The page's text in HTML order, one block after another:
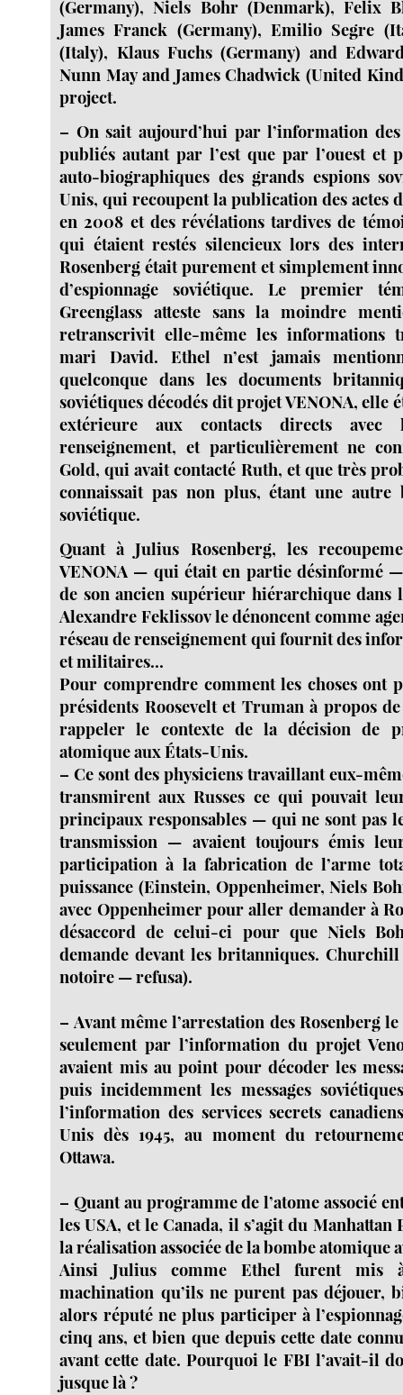
(Germany), Niels Bohr (Denmark), Felix
James Franck (Germany), Emilio Segre
(Italy), Klaus Fuchs (Germany) and
Nunn May and James Chadwick (United
project.
– On sait aujourd’hui par l’information
publiés autant par l’est que par l’ouest et
auto-biographiques des grands espions
Unis, qui recoupent la publication des actes
en 2008 et des révélations tardives de
qui étaient restés silencieux lors des
Rosenberg était purement et simplement
d’espionnage soviétique. Le premier
Greenglass atteste sans la moindre
retranscrivit elle-même les informations
mari David. Ethel n’est jamais
quelconque dans les documents
soviétiques décodés dit projet VENONA, elle
extérieure aux contacts directs
renseignement, et particulièrement ne
Gold, qui avait contacté Ruth, et que très
connaissait pas non plus, étant une autre
soviétique.
Quant à Julius Rosenberg, les
VENONA — qui était en partie désinformé
de son ancien supérieur hiérarchique dans
Alexandre Feklissov le dénoncent comme
réseau de renseignement qui fournit des
et militaires...
Pour comprendre comment les choses ont
présidents Roosevelt et Truman à propos
rappeler le contexte de la décision de
atomique aux États-Unis.
– Ce sont des physiciens travaillant eux-
transmirent aux Russes ce qui pouvait
principaux responsables — qui ne sont pas
transmission — avaient toujours émis
participation à la fabrication de l’arme
puissance (Einstein, Oppenheimer, Niels
avec Oppenheimer pour aller demander à
désaccord de celui-ci pour que Niels
demande devant les britanniques.
notoire — refusa).
– Avant même l’arrestation des Rosenberg
seulement par l’information du projet
avaient mis au point pour décoder les
puis incidemment les messages
l’information des services secrets
Unis dès 1945, au moment du
Ottawa.
– Quant au programme de l’atome associé
les USA, et le Canada, il s’agit du Manhattan
la réalisation associée de la bombe atomique
Ainsi Julius comme Ethel furent mis
machination qu’ils ne purent pas déjouer,
alors réputé ne plus participer à
cinq ans, et bien que depuis cette date
avant cette date. Pourquoi le FBI l’avait-il
jusque là ?